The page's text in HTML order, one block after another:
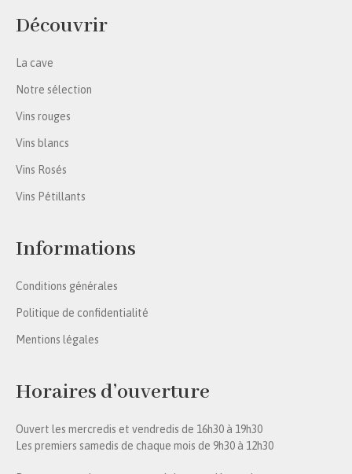
Découvrir
La cave
Notre sélection
Vins rouges
Vins blancs
Vins Rosés
Vins Pétillants
Informations
Conditions générales
Politique de confidentialité
Mentions légales
Horaires d’ouverture
Ouvert les mercredis et vendredis de 16h30 à 19h30
Les premiers samedis de chaque mois de 9h30 à 12h30